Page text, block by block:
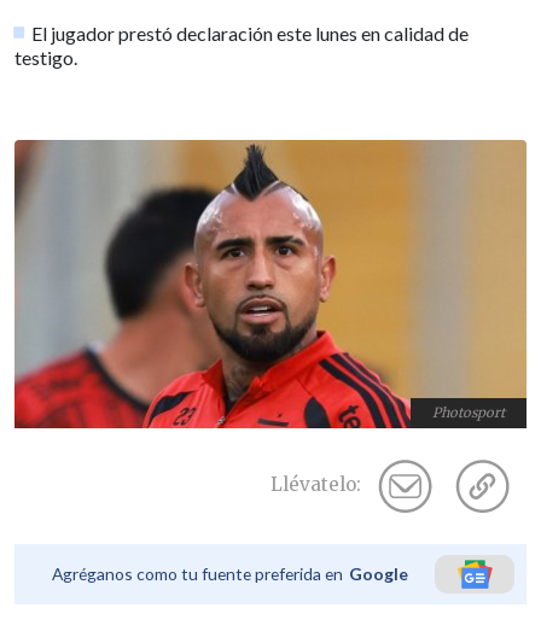
El jugador prestó declaración este lunes en calidad de
testigo.
Photosport
Llévatelo:
Agréganos como tu fuente preferida en Google